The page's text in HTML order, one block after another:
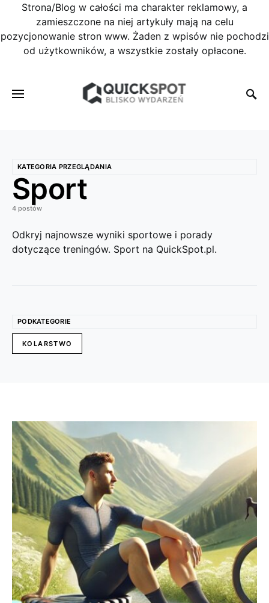
Strona/Blog w całości ma charakter reklamowy, a
zamieszczone na niej artykuły mają na celu
pozycjonowanie stron www. Żaden z wpisów nie pochodzi
od użytkowników, a wszystkie zostały opłacone.
KATEGORIA PRZEGLĄDANIA
Sport
4 postów
Odkryj najnowsze wyniki sportowe i porady
dotyczące treningów. Sport na QuickSpot.pl.
PODKATEGORIE
KOLARSTWO